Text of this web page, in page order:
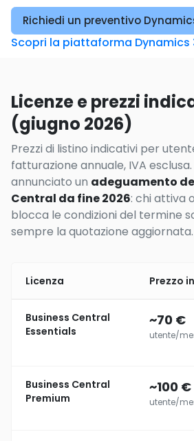
Richiedi un preventivo
Scopri la piattaforma Dynamics
Licenze e prezzi
(giugno 2026)
Prezzi di listino indicativi per
fatturazione annuale, IVA
annunciato un adeguamento
Central da fine 2026: chi attiva
blocca le condizioni del termine
sempre la quotazione aggiornata.
Licenza Prezzo
Business Central
Essentials
~70 €
utente/
Business Central
Premium
~100 €
utente/